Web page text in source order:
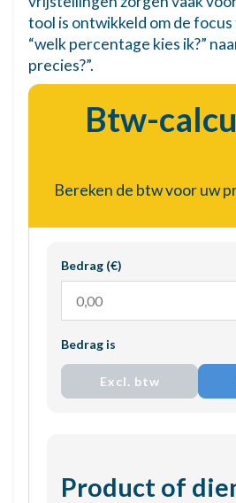
tool is ontwikkeld om de
“welk percentage kies ik?”
precies?”.
Btw-
Bereken de btw voor uw
Bedrag (€)
Bedrag is
Excl. btw
Product of